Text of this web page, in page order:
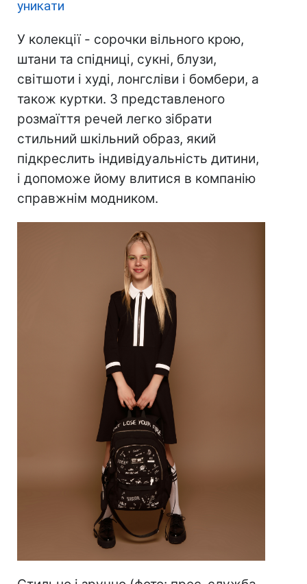
уникати
У колекції - сорочки вільного крою,
штани та спідниці, сукні, блузи,
світшоти і худі, лонгсліви і бомбери, а
також куртки. З представленого
розмаїття речей легко зібрати
стильний шкільний образ, який
підкреслить індивідуальність дитини,
і допоможе йому влитися в компанію
справжнім модником.